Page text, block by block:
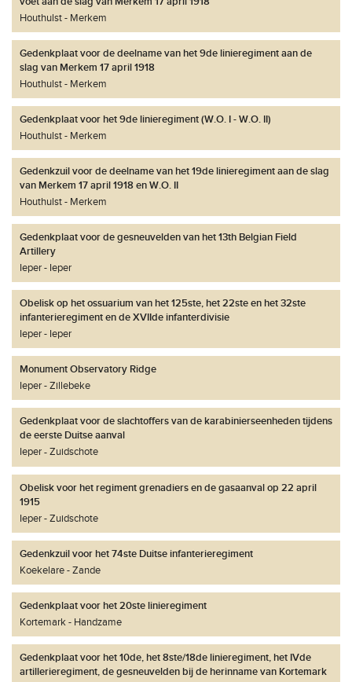
Houthulst
Merkem
Gedenkplaat voor de deelname van het 9de linieregiment aan de
slag van Merkem 17 april 1918
Houthulst
Merkem
Gedenkplaat voor het 9de linieregiment (W.O. I - W.O. II)
Houthulst
Merkem
Gedenkzuil voor de deelname van het 19de linieregiment aan de slag
van Merkem 17 april 1918 en W.O. II
Houthulst
Merkem
Gedenkplaat voor de gesneuvelden van het 13th Belgian Field
Artillery
Ieper
Ieper
Obelisk op het ossuarium van het 125ste, het 22ste en het 32ste
infanterieregiment en de XVIIde infanterdivisie
Ieper
Ieper
Monument Observatory Ridge
Ieper
Zillebeke
Gedenkplaat voor de slachtoffers van de karabinierseenheden tijdens
de eerste Duitse aanval
Ieper
Zuidschote
Obelisk voor het regiment grenadiers en de gasaanval op 22 april
1915
Ieper
Zuidschote
Gedenkzuil voor het 74ste Duitse infanterieregiment
Koekelare
Zande
Gedenkplaat voor het 20ste linieregiment
Kortemark
Handzame
Gedenkplaat voor het 10de, het 8ste/18de linieregiment, het IVde
artillerieregiment, de gesneuvelden bij de herinname van Kortemark